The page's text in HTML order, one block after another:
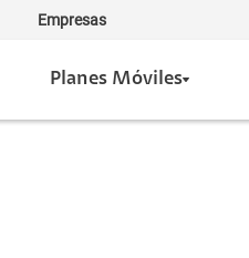
Empresas
Planes Móviles